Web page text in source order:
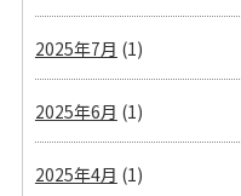
2025年7月 (1)
2025年6月 (1)
2025年4月 (1)